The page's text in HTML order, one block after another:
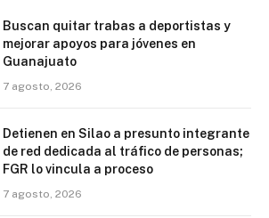
Buscan quitar trabas a deportistas y
mejorar apoyos para jóvenes en
Guanajuato
7 agosto, 2026
Detienen en Silao a presunto integrante
de red dedicada al tráfico de personas;
FGR lo vincula a proceso
7 agosto, 2026